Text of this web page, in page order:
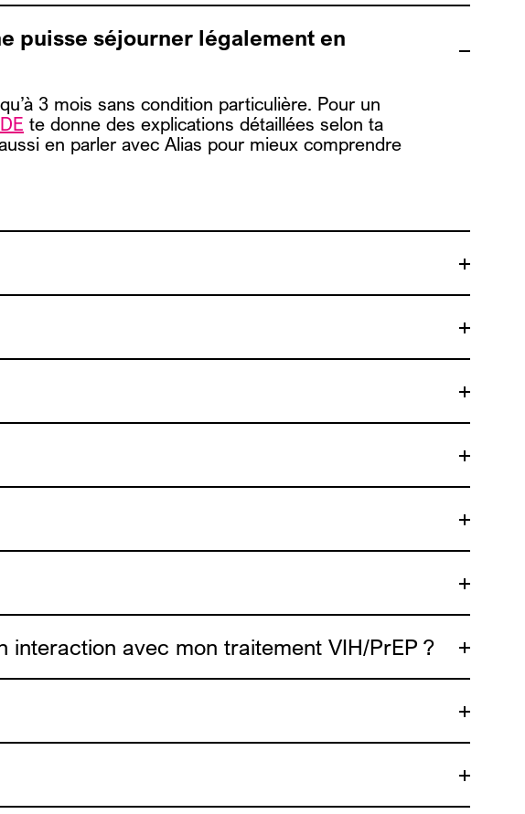
puisse séjourner légalement en
3 mois sans condition particulière. Pour un
te donne des explications détaillées selon ta
en parler avec Alias pour mieux comprendre
interaction avec mon traitement VIH/PrEP ?
Guide-de-sante-sexuelle